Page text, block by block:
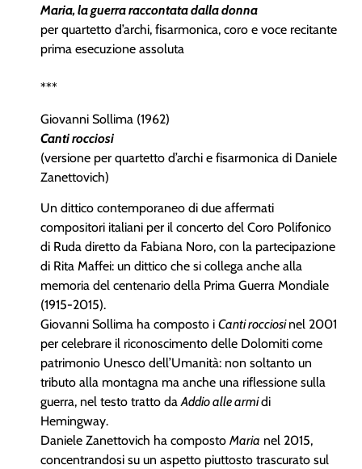
Maria, la guerra raccontata dalla donna
per quartetto d’archi, fisarmonica, coro e voce recitante
prima esecuzione assoluta
***
Giovanni Sollima (1962)
Canti rocciosi
(versione per quartetto d’archi e fisarmonica di Daniele
Zanettovich)
Un dittico contemporaneo di due affermati
compositori italiani per il concerto del Coro Polifonico
di Ruda diretto da Fabiana Noro, con la partecipazione
di Rita Maffei: un dittico che si collega anche alla
memoria del centenario della Prima Guerra Mondiale
(1915-2015).
Giovanni Sollima ha composto i Canti rocciosinel 2001
per celebrare il riconoscimento delle Dolomiti come
patrimonio Unesco dell’Umanità: non soltanto un
tributo alla montagna ma anche una riflessione sulla
guerra, nel testo tratto daAddio alle armidi
Hemingway.
Daniele Zanettovich ha composto Maria nel 2015,
concentrandosi su un aspetto piuttosto trascurato sul